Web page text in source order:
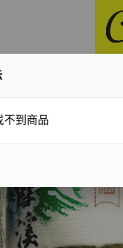
不到商品